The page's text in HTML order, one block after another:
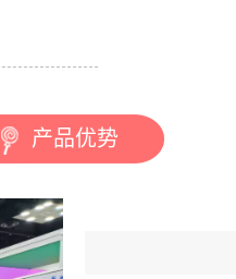
产品优势